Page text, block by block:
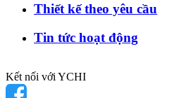
Thiết kế theo yêu cầu
Tin tức hoạt động
Kết nối với YCHI